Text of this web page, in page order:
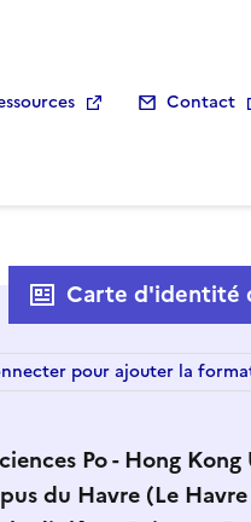
Contact
Po - Hong Kong
du Havre (Le
Carte d'identité
pour ajouter la